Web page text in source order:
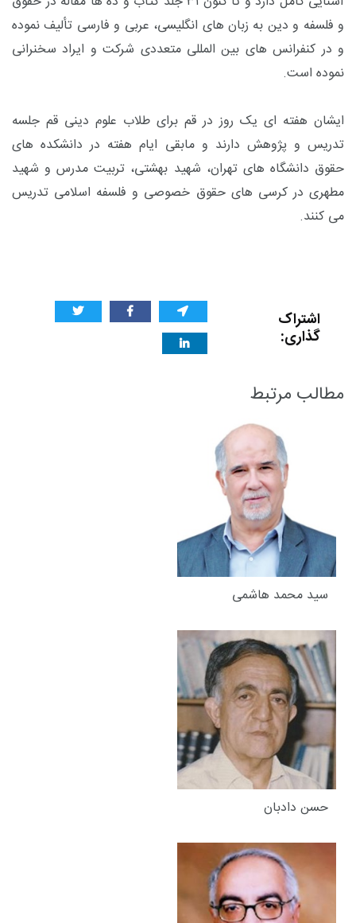
و فلسفه و دین به زبان های انگلیسی، عربی و فارسی تألیف نموده
و در کنفرانس های بین المللی متعددی شرکت و ایراد سخنرانی
نموده است.
ایشان هفته ای یک روز در قم برای طلاب علوم دینی قم جلسه
تدریس و پژوهش دارند و مابقی ایام هفته در دانشکده های
حقوق دانشگاه های تهران، شهید بهشتی، تربیت مدرس و شهید
مطهری در کرسی های حقوق خصوصی و فلسفه اسلامی تدریس
می کنند.
اشتراک
گذاری:
مطالب مرتبط
سید محمد هاشمی
حسن دادبان